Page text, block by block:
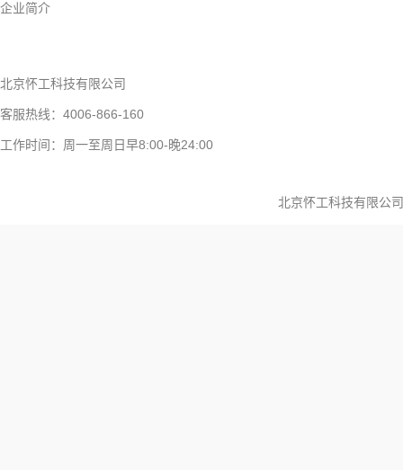
企业简介
北京怀工科技有限公司
客服热线：4006-866-160
工作时间：周一至周日早8:00-晚24:00
北京怀工科技有限公